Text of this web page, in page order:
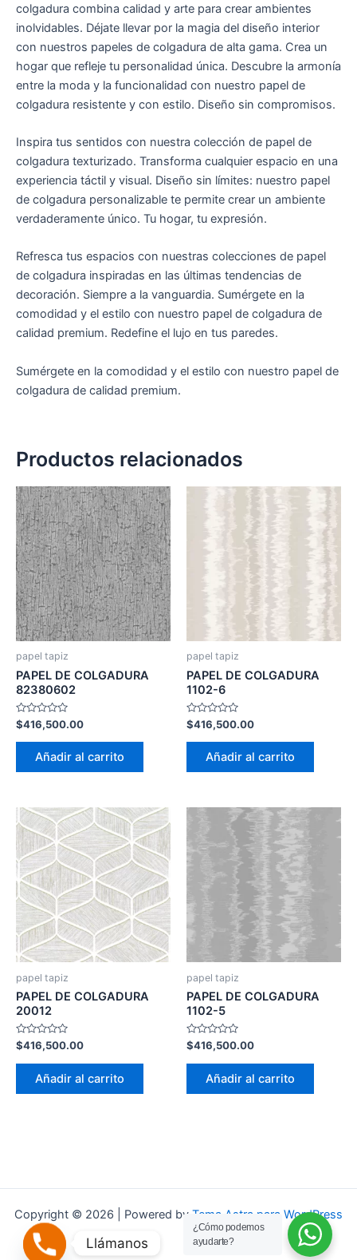
colgadura combina calidad y arte para crear ambientes
inolvidables. Déjate llevar por la magia del diseño interior
con nuestros papeles de colgadura de alta gama. Crea un
hogar que refleje tu personalidad única. Descubre la armonía
entre la moda y la funcionalidad con nuestro papel de
colgadura resistente y con estilo. Diseño sin compromisos.
Inspira tus sentidos con nuestra colección de papel de
colgadura texturizado. Transforma cualquier espacio en una
experiencia táctil y visual. Diseño sin límites: nuestro papel
de colgadura personalizable te permite crear un ambiente
verdaderamente único. Tu hogar, tu expresión.
Refresca tus espacios con nuestras colecciones de papel
de colgadura inspiradas en las últimas tendencias de
decoración. Siempre a la vanguardia. Sumérgete en la
comodidad y el estilo con nuestro papel de colgadura de
calidad premium. Redefine el lujo en tus paredes.
Sumérgete en la comodidad y el estilo con nuestro papel de
colgadura de calidad premium.
Productos relacionados
papel tapiz
PAPEL DE COLGADURA
82380602
Valorado
con
0
$416,500.00
Añadir al carrito
papel tapiz
PAPEL DE COLGADURA
1102-6
Valorado
con
0
$416,500.00
Añadir al carrito
papel tapiz
PAPEL DE COLGADURA
20012
Valorado
con
0
$416,500.00
Añadir al carrito
papel tapiz
PAPEL DE COLGADURA
1102-5
Valorado
con
0
$416,500.00
Añadir al carrito
Copyright © 2026 | Powered by Tema Astra para WordPress
¿Cómo podemos
ayudarte?
Llámanos